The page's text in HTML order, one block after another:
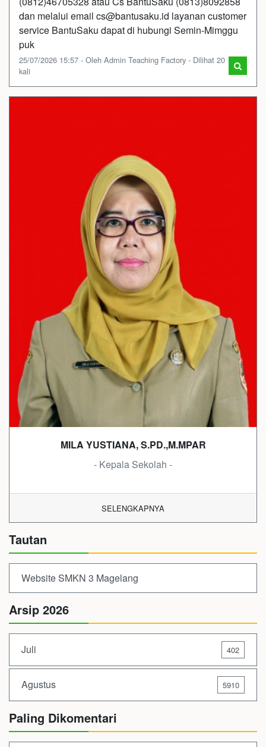
dan melalui email cs@bantusaku.id layanan customer
service BantuSaku dapat di hubungi Semin-Mimggu
puk
25/07/2026 15:57 - Oleh Admin Teaching Factory - Dilihat 20
kali
MILA YUSTIANA, S.PD.,M.MPAR
- Kepala Sekolah -
SELENGKAPNYA
Tautan
Website SMKN 3 Magelang
Arsip 2026
Juli 402
Agustus 5910
Paling Dikomentari